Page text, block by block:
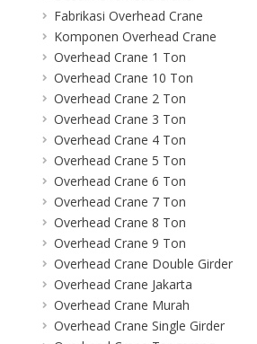
Fabrikasi Overhead Crane
Komponen Overhead Crane
Overhead Crane 1 Ton
Overhead Crane 10 Ton
Overhead Crane 2 Ton
Overhead Crane 3 Ton
Overhead Crane 4 Ton
Overhead Crane 5 Ton
Overhead Crane 6 Ton
Overhead Crane 7 Ton
Overhead Crane 8 Ton
Overhead Crane 9 Ton
Overhead Crane Double Girder
Overhead Crane Jakarta
Overhead Crane Murah
Overhead Crane Single Girder